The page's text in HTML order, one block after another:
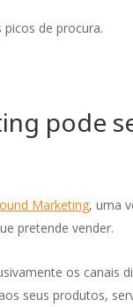
picos de procura.
pode
Marketing, uma
pretende vender.
os canais
seus produtos,